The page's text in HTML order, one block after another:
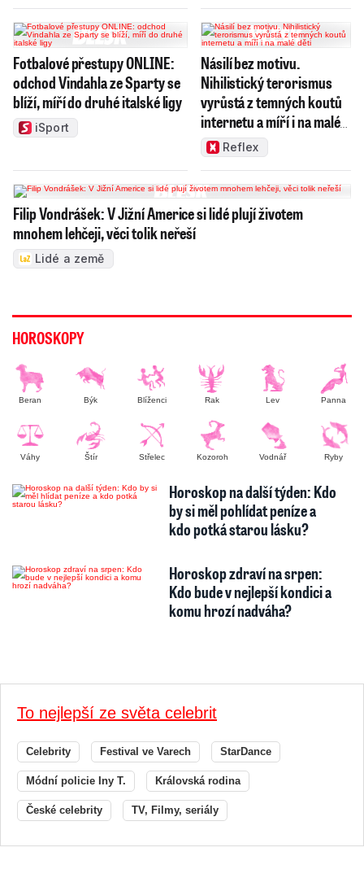
Fotbalové přestupy ONLINE:
odchod Vindahla ze Sparty se
blíží, míří do druhé italské ligy
iSport
Násilí bez motivu.
Nihilistický terorismus
vyrůstá z temných koutů
internetu a míří i na malé
dětiReflex
Filip Vondrášek: V Jižní Americe si lidé plují životem
mnohem lehčeji, věci tolik neřeší
Lidé a země
HOROSKOPY
Beran Býk Blíženci Rak Lev Panna
Váhy Štír Střelec Kozoroh Vodnář Ryby
Horoskop na další týden: Kdo
by si měl pohlídat peníze a
kdo potká starou lásku?
Horoskop zdraví na srpen:
Kdo bude v nejlepší kondici a
komu hrozí nadváha?
To nejlepší ze světa celebrit
Celebrity Festival ve Varech StarDance
Módní policie Iny T. Královská rodina
České celebrity TV, Filmy, seriály